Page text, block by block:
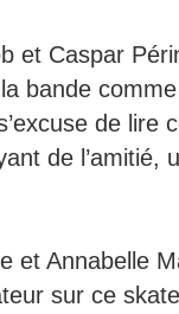
et Caspar
bande
de lire
de l’amitié,
et Annabelle
sur ce